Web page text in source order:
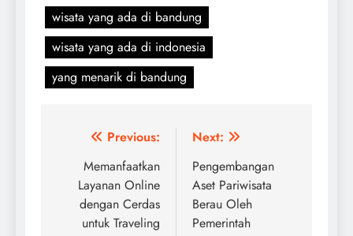
wisata yang ada di bandung
wisata yang ada di indonesia
yang menarik di bandung
Navigasi
pos
Previous:
Memanfaatkan
Layanan Online
dengan Cerdas
untuk Traveling
Next:
Pengembangan
Aset Pariwisata
Berau Oleh
Pemerintah